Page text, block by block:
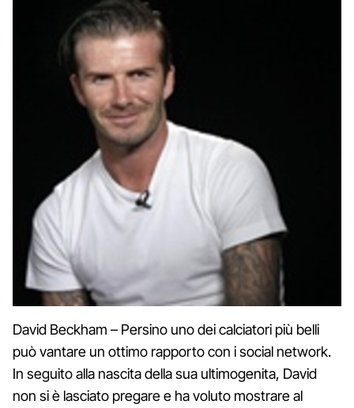
David Beckham – Persino uno dei calciatori più belli
può vantare un ottimo rapporto con i social network.
In seguito alla nascita della sua ultimogenita, David
non si è lasciato pregare e ha voluto mostrare al